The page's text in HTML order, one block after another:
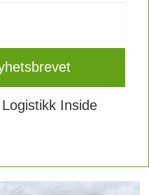
vil i
volumer, mens
vil være de ny
handel.
(Sub-Sahara) vil
Inside